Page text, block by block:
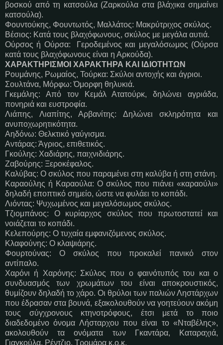
βοσκού από τη κατσούλα (Ζαρκούλα στα βλάχικα σημαίνει
κατσούλα).
Φουντούκης, Φουντωτός, Μαλλάτος: Μακρύτριχος σκύλος.
Βέσιος: Κατά τους βλαχόφωνους, σκύλος με μεγάλα αυτιά.
Ούρσος ή Ούρσα: Γεροδεμένος και μεγαλόσωμος (Ούρσα
κατά τους βλαχόφωνους είναι η Αρκούδα).
ΧΑΡΑΚΤΗΡΙΣΜΟΙ ΧΑΡΑΚΤΗΡΑ ΚΑΙ ΙΔΙΟΤΗΤΩΝ
Ρουμάνης, Ρωμαίος, Τούρκα: Σκύλοι αντοχής και άγριοι.
Σουλτάνα, Μόρφω: Όμορφη θηλυκιά.
Γκεμάλης: Από τον Κεμάλ Ατατούρκ, δηλώνει αγριάδα,
πονηριά και ευστροφία.
Λιάπης, Λιαπίτης, Αρβανίτης: Δηλώνει σκληρότητα και
ανυποχωρητικότητα.
Αηδόνω: Θελκτικό γαύγισμα.
Αντάρας: Άγριος, επιθετικός.
Γκούλης: Χαδιάρης, παιχνιδιάρης.
Ζαβούρης: Ξεροκέφαλος.
Καλύβας: Ο σκύλος που παραμένει στη καλύβα ή στη στάνη.
Καραούλης ή Καραούλα: Ο σκύλος που πιάνει «καραούλι»
δηλαδή εποπτικό σημείο, ώστε να φυλάει το κοπάδι.
Λιόντας: Ψυχωμένος και μεγαλόσωμος σκύλος.
Τζιομπάνος: Ο κυρίαρχος σκύλος που πρωτοστατεί και
νοιάζεται το κοπάδι.
Κελεπούρης: Ο τυχαία εμφανιζόμενος σκύλος.
Κλαφούνης: Ο κλαψιάρης.
Φουρτούνας: Ο σκύλος που προκαλεί πανικό στον
αντίπαλο.
Χαρόνι ή Χαρόνης: Σκύλος που ο φαινότυπός του και ο
συνδυασμός των χρωμάτων του είναι αποκρουστικός,
θυμίζουν δηλαδή το χάρο. Οι θρύλοι των παλιών Ληστάρχων
που έδρασαν στα βουνά, εξακολουθούν να γοητεύουν ακόμη
τους σύγχρονους κτηνοτρόφους, έτσι μετά το ποιο
διαδεδομένο όνομα Λήσταρχου που είναι το «Νταβέλης»,
ακολουθούν τα ονόματα των Γκαντάρα, Καταραχιά,
Γιαγκούλα, Ρέντζιο, Τρομάρα κ.ο.κ.